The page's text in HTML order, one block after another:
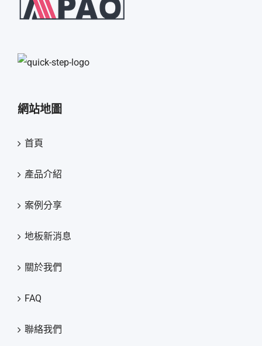
網站地圖
首頁
產品介紹
案例分享
地板新消息
關於我們
FAQ
聯絡我們